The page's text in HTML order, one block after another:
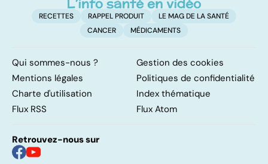
RECETTES RAPPEL PRODUIT
LE MAG DE LA SANTÉ
CANCER
MÉDICAMENTS
Qui sommes-nous ?
Gestion des cookies
Mentions légales
Politiques de confidentialité
Charte d'utilisation
Index thématique
Flux RSS
Flux Atom
Retrouvez-nous sur